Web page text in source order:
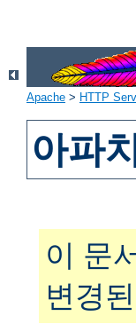
Apache > HTTP
아파
이 문
변경